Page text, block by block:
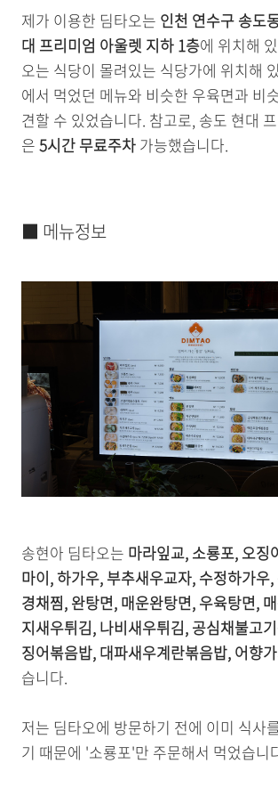
제가 이용한 딤타오는 인천 연수구 송도
대 프리미엄 아울렛 지하 1층에 위치해
오는 식당이 몰려있는 식당가에 위치해
에서 먹었던 메뉴와 비슷한 우육면과 비
견할 수 있었습니다. 참고로, 송도 현대
은 5시간 무료주차 가능했습니다.
■ 메뉴정보
송현아 딤타오는 마라잎교, 소룡포, 오징
마이, 하가우, 부추새우교자, 수정하가우
경채찜, 완탕면, 매운완탕면, 우육탕면,
지새우튀김, 나비새우튀김, 공심채불고
징어볶음밥, 대파새우계란볶음밥, 어향
습니다.
저는 딤타오에 방문하기 전에 이미 식사
기 때문에 '소룡포'만 주문해서 먹었습니